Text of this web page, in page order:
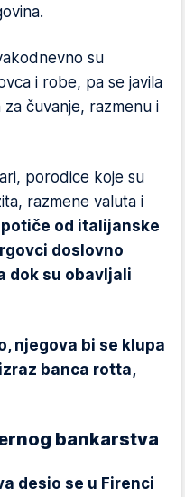
su
i robe, pa se javila
čuvanje, razmenu i
porodice koje su
razmene valuta i
potiče od italijanske
doslovno
dok su obavljali
njegova bi se klupa
banca rotta,
bankarstva
desio se u Firenci